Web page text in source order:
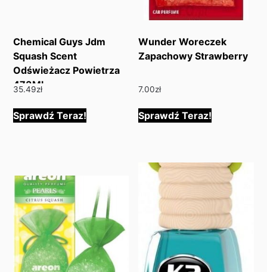
Chemical Guys Jdm
Squash Scent
Odświeżacz Powietrza
473Ml
35.49zł
Sprawdź Teraz!
Wunder Woreczek
Zapachowy Strawberry
7.00zł
Sprawdź Teraz!